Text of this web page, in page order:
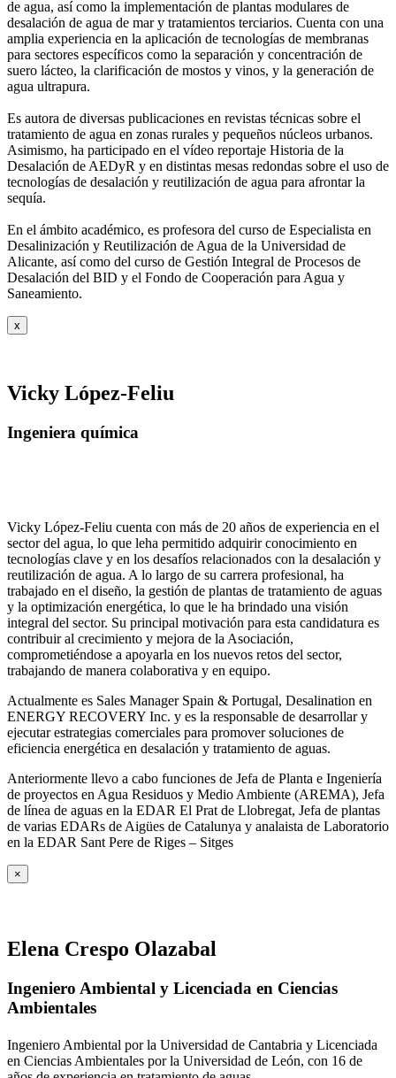
de agua, así como la implementación de plantas modulares de
desalación de agua de mar y tratamientos terciarios. Cuenta con una
amplia experiencia en la aplicación de tecnologías de membranas
para sectores específicos como la separación y concentración de
suero lácteo, la clarificación de mostos y vinos, y la generación de
agua ultrapura.
Es autora de diversas publicaciones en revistas técnicas sobre el
tratamiento de agua en zonas rurales y pequeños núcleos urbanos.
Asimismo, ha participado en el vídeo reportaje Historia de la
Desalación de AEDyR y en distintas mesas redondas sobre el uso de
tecnologías de desalación y reutilización de agua para afrontar la
sequía.
En el ámbito académico, es profesora del curso de Especialista en
Desalinización y Reutilización de Agua de la Universidad de
Alicante, así como del curso de Gestión Integral de Procesos de
Desalación del BID y el Fondo de Cooperación para Agua y
Saneamiento.
x
Vicky López-Feliu
Ingeniera química
Vicky López-Feliu cuenta con más de 20 años de experiencia en el
sector del agua, lo que leha permitido adquirir conocimiento en
tecnologías clave y en los desafíos relacionados con la desalación y
reutilización de agua. A lo largo de su carrera profesional, ha
trabajado en el diseño, la gestión de plantas de tratamiento de aguas
y la optimización energética, lo que le ha brindado una visión
integral del sector. Su principal motivación para esta candidatura es
contribuir al crecimiento y mejora de la Asociación,
comprometiéndose a apoyarla en los nuevos retos del sector,
trabajando de manera colaborativa y en equipo.
Actualmente es Sales Manager Spain & Portugal, Desalination en
ENERGY RECOVERY Inc. y es la responsable de desarrollar y
ejecutar estrategias comerciales para promover soluciones de
eficiencia energética en desalación y tratamiento de aguas.
Anteriormente llevo a cabo funciones de Jefa de Planta e Ingeniería
de proyectos en Agua Residuos y Medio Ambiente (AREMA), Jefa
de línea de aguas en la EDAR El Prat de Llobregat, Jefa de plantas
de varias EDARs de Aigües de Catalunya y analaista de Laboratorio
en la EDAR Sant Pere de Riges – Sitges
×
Elena Crespo Olazabal
Ingeniero Ambiental y Licenciada en Ciencias
Ambientales
Ingeniero Ambiental por la Universidad de Cantabria y Licenciada
en Ciencias Ambientales por la Universidad de León, con 16 de